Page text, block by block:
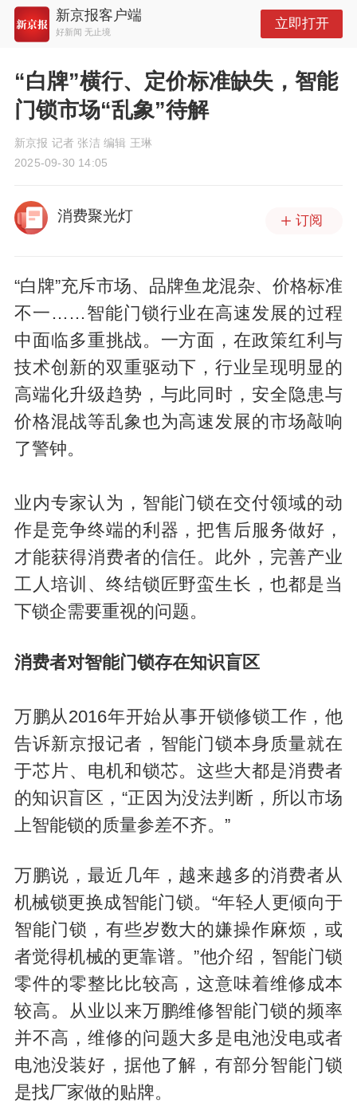
新京报客户端
好新闻 无止境
立即打开
“白牌”横行、定价标准缺失，智能
门锁市场“乱象”待解
新京报 记者 张洁 编辑 王琳
2025-09-30 14:05
消费聚光灯 订阅
“白牌”充斥市场、品牌鱼龙混杂、价格标准
不一……智能门锁行业在高速发展的过程
中面临多重挑战。一方面，在政策红利与
技术创新的双重驱动下，行业呈现明显的
高端化升级趋势，与此同时，安全隐患与
价格混战等乱象也为高速发展的市场敲响
了警钟。
业内专家认为，智能门锁在交付领域的动
作是竞争终端的利器，把售后服务做好，
才能获得消费者的信任。此外，完善产业
工人培训、终结锁匠野蛮生长，也都是当
下锁企需要重视的问题。
消费者对智能门锁存在知识盲区
万鹏从2016年开始从事开锁修锁工作，他
告诉新京报记者，智能门锁本身质量就在
于芯片、电机和锁芯。这些大都是消费者
的知识盲区，“正因为没法判断，所以市场
上智能锁的质量参差不齐。”
万鹏说，最近几年，越来越多的消费者从
机械锁更换成智能门锁。“年轻人更倾向于
智能门锁，有些岁数大的嫌操作麻烦，或
者觉得机械的更靠谱。”他介绍，智能门锁
零件的零整比比较高，这意味着维修成本
较高。从业以来万鹏维修智能门锁的频率
并不高，维修的问题大多是电池没电或者
电池没装好，据他了解，有部分智能门锁
是找厂家做的贴牌。